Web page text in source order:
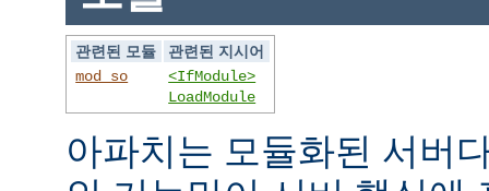
관련된 모듈
관련된 지시어
mod_so
<IfModule>
LoadModule
아파치는 모듈화된 서버